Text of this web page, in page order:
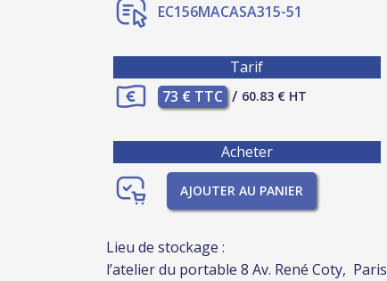
EC156MACASA315-51
Tarif
73 € TTC / 60.83 € HT
Acheter
AJOUTER AU PANIER
Lieu de stockage :
l’atelier du portable 8 Av. René Coty, Paris